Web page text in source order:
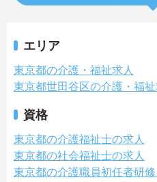
エリア
東京都の介護・福祉求人
東京都世田谷区の介護・福祉
資格
東京都の介護福祉士の求人
東京都の社会福祉士の求人
東京都の介護職員初任者研